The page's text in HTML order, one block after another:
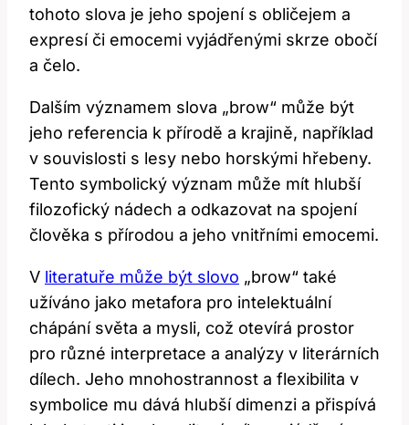
tohoto slova je jeho spojení s obličejem a
expresí či emocemi vyjádřenými skrze obočí
a čelo.
Dalším významem slova „brow“ může být
jeho referencia k přírodě a krajině, například
v souvislosti s lesy nebo horskými hřebeny.
Tento symbolický význam může mít hlubší
filozofický nádech a odkazovat na spojení
člověka s přírodou a jeho vnitřními emocemi.
V literatuře může být slovo „brow“ také
užíváno jako metafora pro intelektuální
chápání světa a mysli, což otevírá prostor
pro různé interpretace a analýzy v literárních
dílech. Jeho mnohostrannost a flexibilita v
symbolice mu dává hlubší dimenzi a přispívá